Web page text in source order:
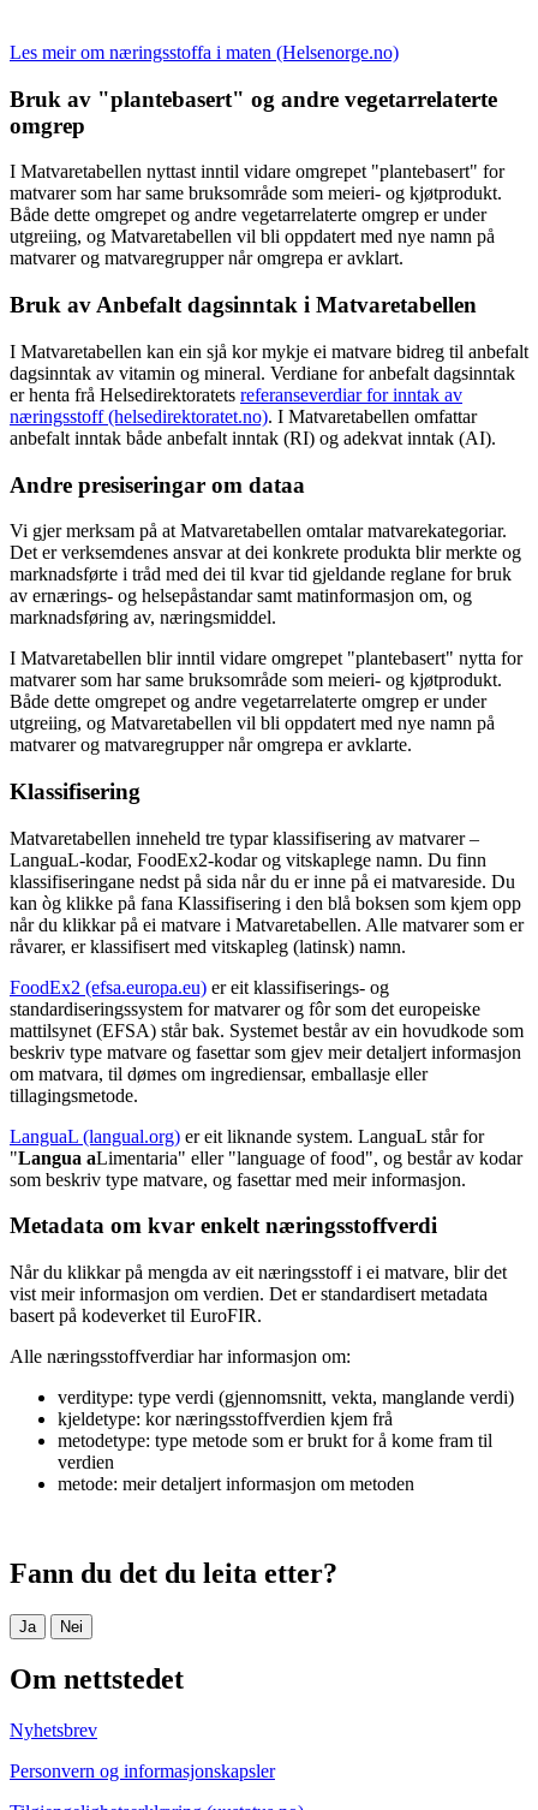
Les meir om næringsstoffa i maten (Helsenorge.no)
Bruk av "plantebasert" og andre vegetarrelaterte
omgrep
I Matvaretabellen nyttast inntil vidare omgrepet "plantebasert" for
matvarer som har same bruksområde som meieri- og kjøtprodukt.
Både dette omgrepet og andre vegetarrelaterte omgrep er under
utgreiing, og Matvaretabellen vil bli oppdatert med nye namn på
matvarer og matvaregrupper når omgrepa er avklart.
Bruk av Anbefalt dagsinntak i Matvaretabellen
I Matvaretabellen kan ein sjå kor mykje ei matvare bidreg til anbefalt
dagsinntak av vitamin og mineral. Verdiane for anbefalt dagsinntak
er henta frå Helsedirektoratets referanseverdiar for inntak av
næringsstoff (helsedirektoratet.no). I Matvaretabellen omfattar
anbefalt inntak både anbefalt inntak (RI) og adekvat inntak (AI).
Andre presiseringar om dataa
Vi gjer merksam på at Matvaretabellen omtalar matvarekategoriar.
Det er verksemdenes ansvar at dei konkrete produkta blir merkte og
marknadsførte i tråd med dei til kvar tid gjeldande reglane for bruk
av ernærings- og helsepåstandar samt matinformasjon om, og
marknadsføring av, næringsmiddel.
I Matvaretabellen blir inntil vidare omgrepet "plantebasert" nytta for
matvarer som har same bruksområde som meieri- og kjøtprodukt.
Både dette omgrepet og andre vegetarrelaterte omgrep er under
utgreiing, og Matvaretabellen vil bli oppdatert med nye namn på
matvarer og matvaregrupper når omgrepa er avklarte.
Klassifisering
Matvaretabellen inneheld tre typar klassifisering av matvarer –
LanguaL-kodar, FoodEx2-kodar og vitskaplege namn. Du finn
klassifiseringane nedst på sida når du er inne på ei matvareside. Du
kan òg klikke på fana Klassifisering i den blå boksen som kjem opp
når du klikkar på ei matvare i Matvaretabellen. Alle matvarer som er
råvarer, er klassifisert med vitskapleg (latinsk) namn.
FoodEx2 (efsa.europa.eu) er eit klassifiserings- og
standardiseringssystem for matvarer og fôr som det europeiske
mattilsynet (EFSA) står bak. Systemet består av ein hovudkode som
beskriv type matvare og fasettar som gjev meir detaljert informasjon
om matvara, til dømes om ingrediensar, emballasje eller
tillagingsmetode.
LanguaL (langual.org) er eit liknande system. LanguaL står for
"Langua aLimentaria" eller "language of food", og består av kodar
som beskriv type matvare, og fasettar med meir informasjon.
Metadata om kvar enkelt næringsstoffverdi
Når du klikkar på mengda av eit næringsstoff i ei matvare, blir det
vist meir informasjon om verdien. Det er standardisert metadata
basert på kodeverket til EuroFIR.
Alle næringsstoffverdiar har informasjon om:
verditype: type verdi (gjennomsnitt, vekta, manglande verdi)
kjeldetype: kor næringsstoffverdien kjem frå
metodetype: type metode som er brukt for å kome fram til
verdien
metode: meir detaljert informasjon om metoden
Fann du det du leita etter?
Ja Nei
Om nettstedet
Nyhetsbrev
Personvern og informasjonskapsler